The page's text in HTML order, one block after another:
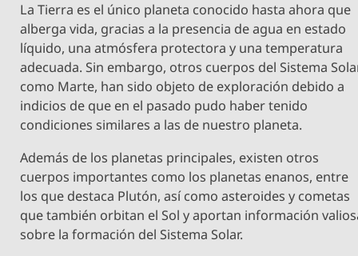
La Tierra es el único planeta conocido hasta ahora que
alberga vida, gracias a la presencia de agua en estado
líquido, una atmósfera protectora y una temperatura
adecuada. Sin embargo, otros cuerpos del Sistema
como Marte, han sido objeto de exploración debido a
indicios de que en el pasado pudo haber tenido
condiciones similares a las de nuestro planeta.
Además de los planetas principales, existen otros
cuerpos importantes como los planetas enanos, entre
los que destaca Plutón, así como asteroides y cometas
que también orbitan el Sol y aportan información
sobre la formación del Sistema Solar.